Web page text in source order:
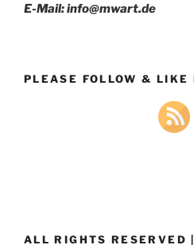
E-Mail: info@mwart.de
PLEASE FOLLOW & LIKE
ALL RIGHTS RESERVED